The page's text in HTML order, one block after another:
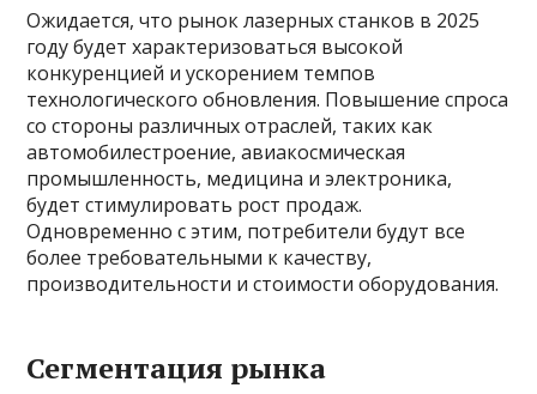
Ожидается, что рынок лазерных станков в 2025
году будет характеризоваться высокой
конкуренцией и ускорением темпов
технологического обновления. Повышение спроса
со стороны различных отраслей, таких как
автомобилестроение, авиакосмическая
промышленность, медицина и электроника,
будет стимулировать рост продаж.
Одновременно с этим, потребители будут все
более требовательными к качеству,
производительности и стоимости оборудования.
Сегментация рынка